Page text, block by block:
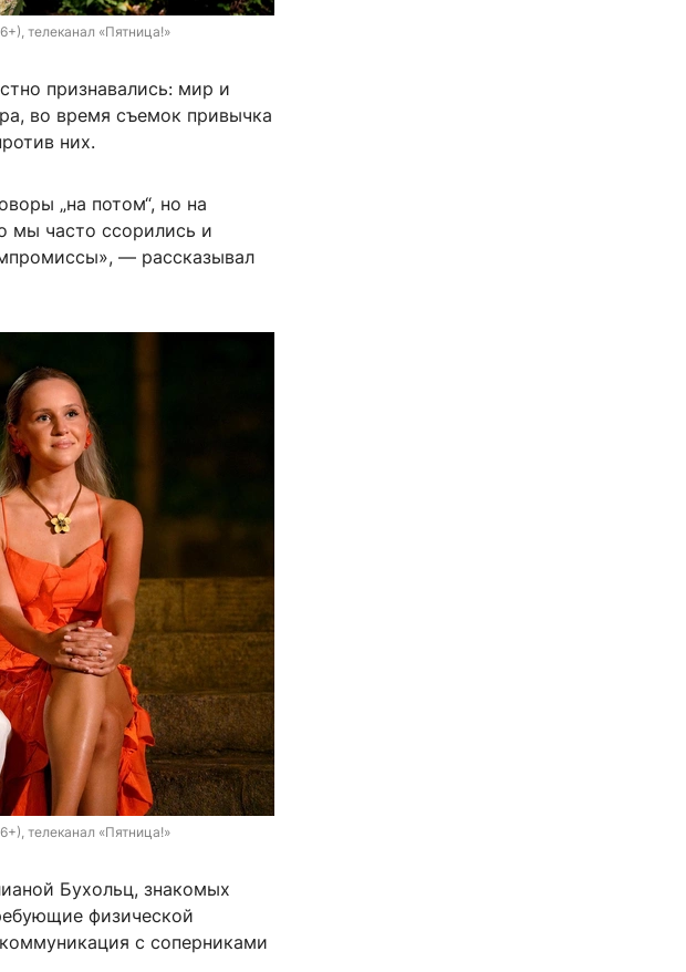
телеканал «Пятница!»
признавались: мир и
во время съемок привычка
них.
„на потом“, но на
мы часто ссорились и
— рассказывал
телеканал «Пятница!»
Бухольц, знакомых
физической
с соперниками